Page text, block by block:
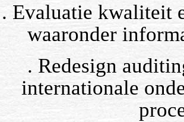
. Evaluatie kwaliteit
waaronder
. Redesign
internationale